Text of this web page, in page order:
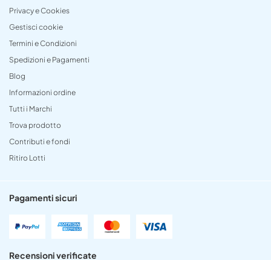
Privacy e Cookies
Gestisci cookie
Termini e Condizioni
Spedizioni e Pagamenti
Blog
Informazioni ordine
Tutti i Marchi
Trova prodotto
Contributi e fondi
Ritiro Lotti
Pagamenti sicuri
Recensioni verificate